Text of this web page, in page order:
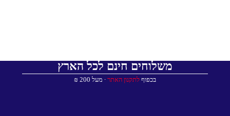
משלוחים חינם לכל הארץ
בכפוף לתקנון האתר ∙ מעל 200 ₪